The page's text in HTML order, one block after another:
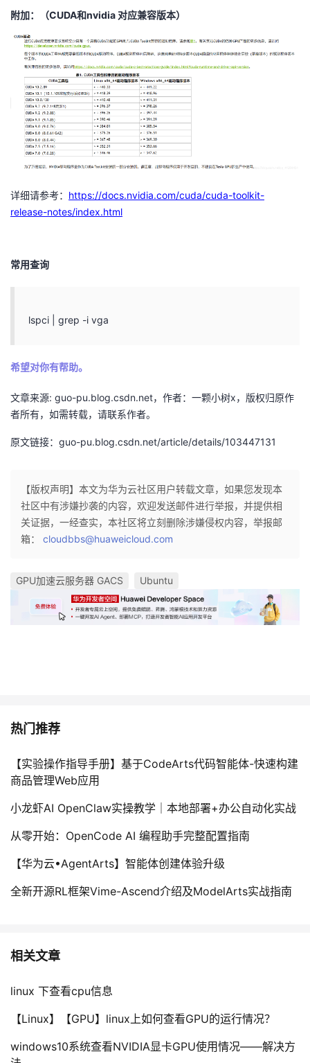
附加：（CUDA和nvidia 对应兼容版本）
详细请参考： https://docs.nvidia.com/cuda/cuda-toolkit-
release-notes/index.html
常用查询
lspci | grep -i vga
希望对你有帮助。
文章来源: guo-pu.blog.csdn.net，作者：一颗小树x，版权归原作
者所有，如需转载，请联系作者。
原文链接：guo-pu.blog.csdn.net/article/details/103447131
【版权声明】本文为华为云社区用户转载文章，如果您发现本
社区中有涉嫌抄袭的内容，欢迎发送邮件进行举报，并提供相
关证据，一经查实，本社区将立刻删除涉嫌侵权内容，举报邮
箱： cloudbbs@huaweicloud.com
GPU加速云服务器 GACS Ubuntu
热门推荐
【实验操作指导手册】基于CodeArts代码智能体-快速构建
商品管理Web应用
小龙虾AI OpenClaw实操教学｜本地部署+办公自动化实战
从零开始：OpenCode AI 编程助手完整配置指南
【华为云•AgentArts】智能体创建体验升级
全新开源RL框架Vime-Ascend介绍及ModelArts实战指南
相关文章
linux 下查看cpu信息
【Linux】【GPU】linux上如何查看GPU的运行情况？
windows10系统查看NVIDIA显卡GPU使用情况——解决方